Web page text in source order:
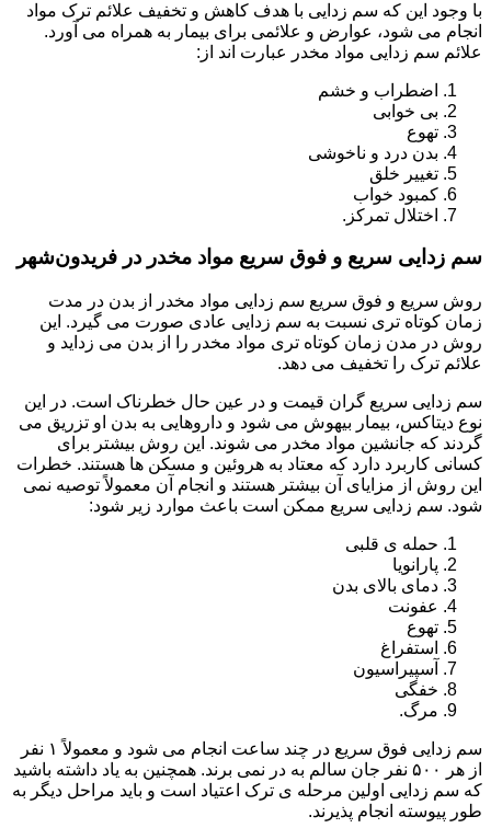
با وجود این که سم زدایی با هدف کاهش و تخفیف علائم ترک مواد
انجام می شود، عوارض و علائمی برای بیمار به همراه می آورد.
علائم سم زدایی مواد مخدر عبارت اند از:
اضطراب و خشم
بی خوابی
تهوع
بدن درد و ناخوشی
تغییر خلق
کمبود خواب
اختلال تمرکز.
سم زدایی سریع و فوق سریع مواد مخدر در فریدون‌شهر
روش سریع و فوق سریع سم زدایی مواد مخدر از بدن در مدت
زمان کوتاه تری نسبت به سم زدایی عادی صورت می گیرد. این
روش در مدن زمان کوتاه تری مواد مخدر را از بدن می زداید و
علائم ترک را تخفیف می دهد.
سم زدایی سریع گران قیمت و در عین حال خطرناک است. در این
نوع دیتاکس، بیمار بیهوش می شود و داروهایی به بدن او تزریق می
گردند که جانشین مواد مخدر می شوند. این روش بیشتر برای
کسانی کاربرد دارد که معتاد به هروئین و مسکن ها هستند. خطرات
این روش از مزایای آن بیشتر هستند و انجام آن معمولاً توصیه نمی
شود. سم زدایی سریع ممکن است باعث موارد زیر شود:
حمله ی قلبی
پارانویا
دمای بالای بدن
عفونت
تهوع
استفراغ
آسپیراسیون
خفگی
مرگ.
سم زدایی فوق سریع در چند ساعت انجام می شود و معمولاً ۱ نفر
از هر ۵۰۰ نفر جان سالم به در نمی برند. همچنین به یاد داشته باشید
که سم زدایی اولین مرحله ی ترک اعتیاد است و باید مراحل دیگر به
طور پیوسته انجام پذیرند.